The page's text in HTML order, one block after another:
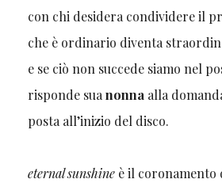
con chi desidera condividere il
che è ordinario diventa
e se ciò non succede siamo nel
risponde suanonna alla
posta all’inizio del disco.
eternal sunshineè il coronamento